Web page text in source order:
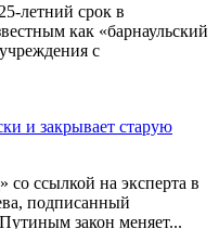
летний срок в
как «барнаульский
с
и закрывает старую
со ссылкой на эксперта в
подписанный
закон меняет...